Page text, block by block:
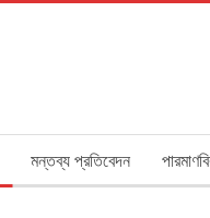
মন্তব্য প্রতিবেদন